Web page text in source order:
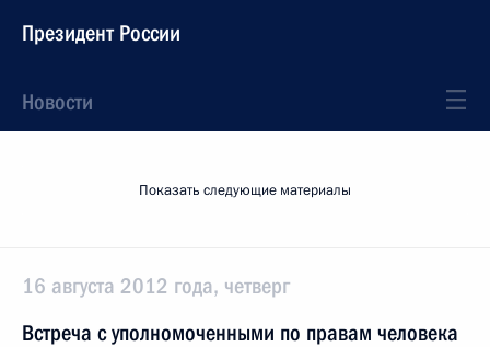
Президент России
Новости
Показать следующие материалы
16 августа 2012 года, четверг
Встреча с уполномоченными по правам человека